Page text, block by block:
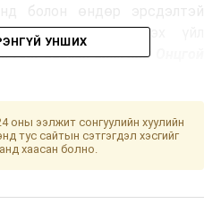
хэрэгжүүлэх үйл
гэж Завхан аймгийн Онцгой
Төрийн банк оролцож байна
УНШИХ
ээлжит сонгуулийн хуулийн
тус сайтын сэтгэгдэл хэсгийг
хаасан болно.